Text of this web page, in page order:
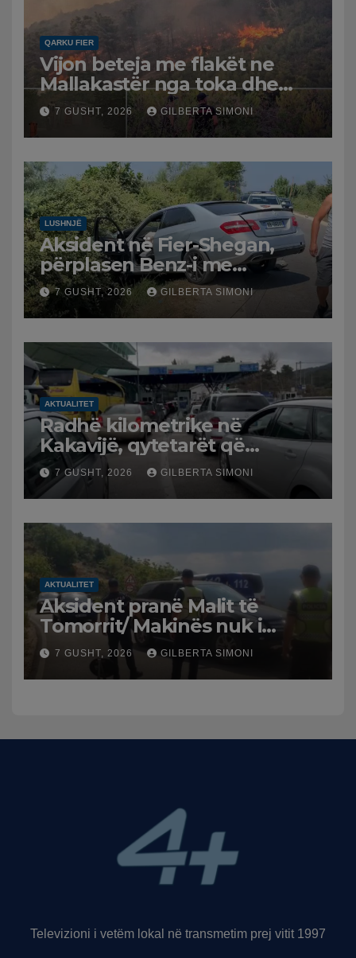
QARKU FIER
Vijon beteja me flakët ne
Mallakastër nga toka dhe
nga ajri me dy helikopterë.
7 GUSHT, 2026 GILBERTA SIMONI
LUSHNJË
Aksident në Fier-Shegan,
përplasen Benz-i me
furgonin, plagoset një i
moshuar
7 GUSHT, 2026 GILBERTA SIMONI
AKTUALITET
Radhë kilometrike në
Kakavijë, qytetarët që
kthehen në Shqipëri
bllokohen në temperatura të
larta, pala greke punon me
ritme të ngadalta
7 GUSHT, 2026 GILBERTA SIMONI
AKTUALITET
Aksident pranë Malit të
Tomorrit/ Makinës nuk i
punuan frenat dhe doli nga
rruga, plagosen 7 persona,
dy në gjendje të rëndë te
7 GUSHT, 2026 GILBERTA SIMONI
Televizioni i vetëm lokal në transmetim prej vitit 1997